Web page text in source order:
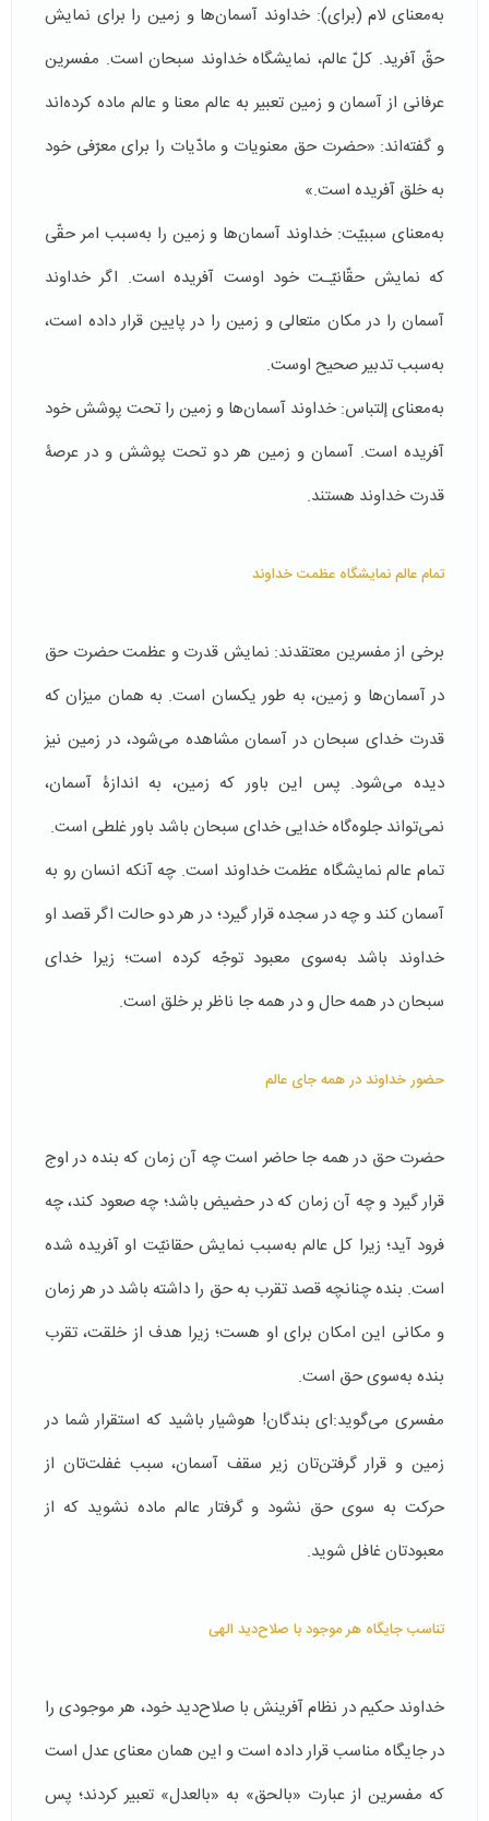
به‌معنای لام (برای): خداوند آسمان‌ها و زمین را برای نمایش
حقّ آفرید. کلّ عالم، نمایشگاه خداوند سبحان است. مفسرین
عرفانی از آسمان و زمین تعبیر به عالم معنا و عالم ماده كرده‌اند
و گفته‌اند‌: «حضرت حق معنویات و مادّیات را برای معرّفی خود
به خلق آفریده است.»
به‌معنای سببیّت: خداوند آسمان‌ها و زمین را به‌سبب امر حقّی
که نمایش حقّانیّـت خود اوست آفریده است. اگر خداوند
آسمان را در مکان متعالی و زمین را در پایین قرار داده است،
به‌سبب تدبیر صحیح اوست.
به‌معنای إلتباس: خداوند آسمان‌ها و زمین را تحت پوشش خود
آفریده است. آسمان و زمین هر دو تحت پوشش و در عرصۀ
قدرت خداوند هستند.
تمام عالم نمایشگاه عظمت خداوند
برخی از مفسرین معتقدند: نمایش قدرت و عظمت حضرت حق
در آسمان‌ها و زمین، به طور یکسان است. به همان میزان که
قدرت خدای سبحان در آسمان مشاهده می‌شود، در زمین نیز
دیده می‌شود. پس این باور که زمین، به اندازۀ آسمان،
نمی‌تواند جلوه‌گاه خدایی خدای سبحان باشد باور غلطی است.
تمام عالم نمایشگاه عظمت خداوند است. چه آنكه انسان رو به
آسمان کند و چه در سجده قرار گیرد؛ در هر دو حالت اگر قصد او
خداوند باشد به‌سوی معبود توجّه كرده است؛ زیرا خدای
سبحان در همه حال و در همه جا ناظر بر خلق است.
حضور خداوند در همه جای عالم
حضرت حق در همه جا حاضر است چه آن زمان كه بنده در اوج
قرار گیرد و چه آن زمان که در حضیض باشد؛ چه صعود کند، چه
فرود آید؛ زیرا كل عالم به‌سبب نمایش حقانیّت او آفریده شده
است. بنده چنانچه قصد تقرب به حق را داشته باشد در هر زمان
و مكانی این امكان برای او هست؛ زیرا هدف از خلقت، تقرب
بنده به‌سوی حق است.
مفسری می‌گوید:ای بندگان! هوشیار باشید كه استقرار شما در
زمین و قرار گرفتن‌تان زیر سقف آسمان، سبب غفلت‌تان از
حرکت به سوی حق نشود و گرفتار عالم ماده نشوید كه از
معبودتان غافل شوید.
تناسب جایگاه هر موجود با صلاح‌دید الهی
خداوند حکیم در نظام آفرینش با صلاح‌دید خود، هر موجودی را
در جایگاه مناسب قرار داده است و این همان معنای عدل است
که مفسرین از عبارت «بالحق» به «بالعدل» تعبیر کردند؛ پس